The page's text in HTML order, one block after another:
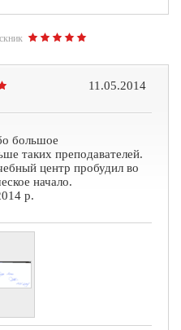
11.05.2014
большое
таких преподавателей.
центр пробудил во
начало.
р.